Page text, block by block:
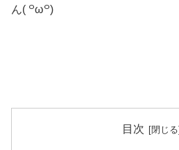
ん( ꒪ω꒪)
目次